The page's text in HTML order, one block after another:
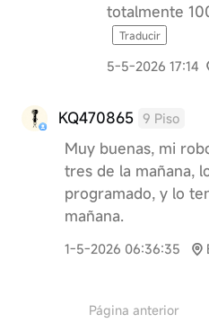
totalmente
Traducir
5-5-2026 17:14
KQ470865 9 Piso
Muy buenas, mi
tres de la mañana,
programado, y lo
mañana.
1-5-2026 06:36:35
Página anterior